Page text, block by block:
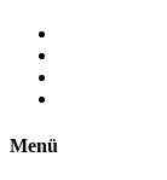
Menü